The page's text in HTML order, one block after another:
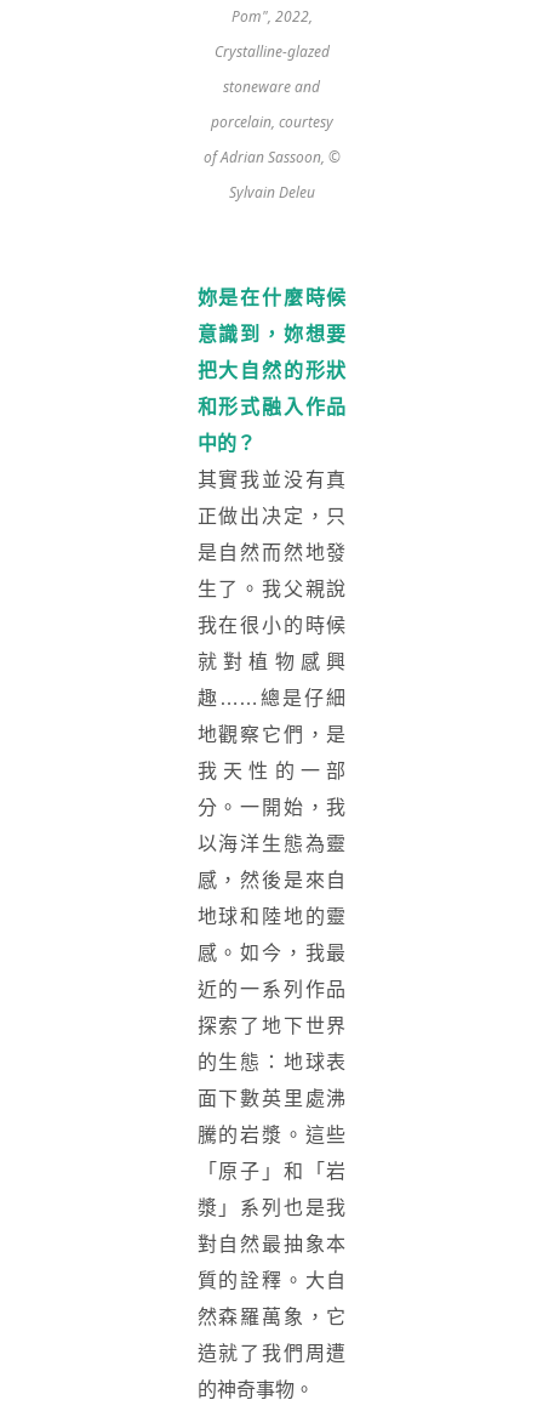
Pom", 2022,
Crystalline-glazed
stoneware and
porcelain, courtesy
of Adrian Sassoon, ©
Sylvain Deleu
妳是在什麼時候
意識到，妳想要
把大自然的形狀
和形式融入作品
中的？
其實我並没有真
正做出决定，只
是自然而然地發
生了。我父親說
我在很小的時候
就對植物感興
趣……總是仔細
地觀察它們，是
我天性的一部
分。一開始，我
以海洋生態為靈
感，然後是來自
地球和陸地的靈
感。如今，我最
近的一系列作品
探索了地下世界
的生態：地球表
面下數英里處沸
騰的岩漿。這些
「原子」和「岩
漿」系列也是我
對自然最抽象本
質的詮釋。大自
然森羅萬象，它
造就了我們周遭
的神奇事物。